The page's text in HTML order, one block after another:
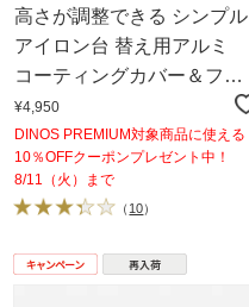
高さが調整できる シンプル
アイロン台 替え用アルミ
コーティングカバー＆フェ
ルト
¥4,950
DINOS PREMIUM対象商品に使える
10％OFFクーポンプレゼント中！
8/11（火）まで
（ 10）